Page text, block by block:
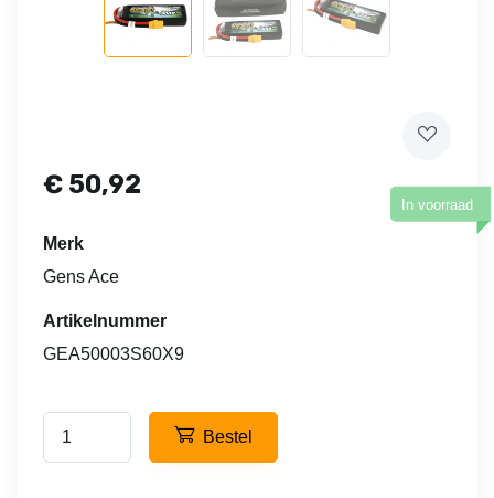
€ 50,92
In voorraad
Merk
Gens Ace
Artikelnummer
GEA50003S60X9
Bestel